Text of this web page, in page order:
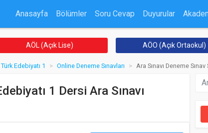
Anasayfa Bölümler Soru Cevap Duyurular
AÖL (Açık Lise) AÖO (Açık Ortaokul)
Edebiyatı 1 Online Deneme Sınavları Ara Sınavı Deneme Sınav
1 Dersi Ara Sınavı